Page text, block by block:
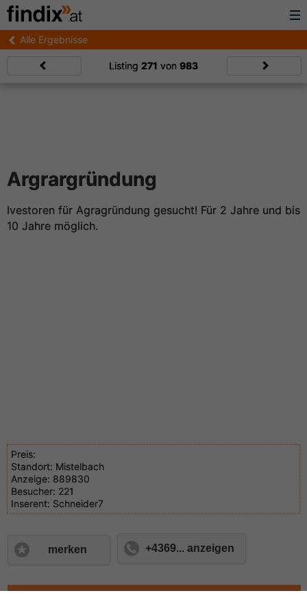
Alle Ergebnisse
Listing 271 von 983
Argrargründung
Ivestoren für Agragründung gesucht! Für 2 Jahre und bis
10 Jahre möglich.
Preis:
Standort: Mistelbach
Anzeige: 889830
Besucher: 221
Inserent: Schneider7
merken +4369... anzeigen